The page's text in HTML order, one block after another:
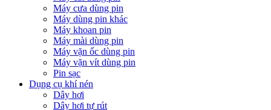
Máy cưa dùng pin
Máy dùng pin khác
Máy khoan pin
Máy mài dùng pin
Máy vặn ốc dùng pin
Máy vặn vít dùng pin
Pin sạc
Dụng cụ khí nén
Dây hơi
Dây hơi tự rút